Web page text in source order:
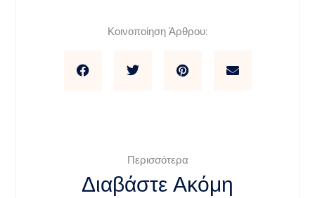
Κοινοποίηση Άρθρου:
Περισσότερα
Διαβάστε Ακόμη